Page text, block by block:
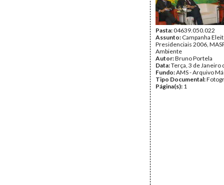
Pasta:04639.050.022
Assunto: Campanha
Presidenciais 2006,
Ambiente
Autor:Bruno Portela
Data:Terça, 3 de Janeiro
Fundo:AMS - Arquivo
Tipo Documental:
Página(s): 1